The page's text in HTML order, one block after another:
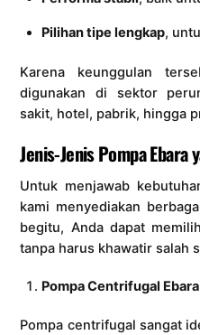
Pilihan tipe lengkap,
Karena keunggulan
digunakan di sektor
sakit, hotel, pabrik, hingga
Jenis-Jenis Pompa Ebara
Untuk menjawab
kami menyediakan
begitu, Anda dapat
tanpa harus khawatir salah
Pompa Centrifugal Ebara
Pompa centrifugal sangat